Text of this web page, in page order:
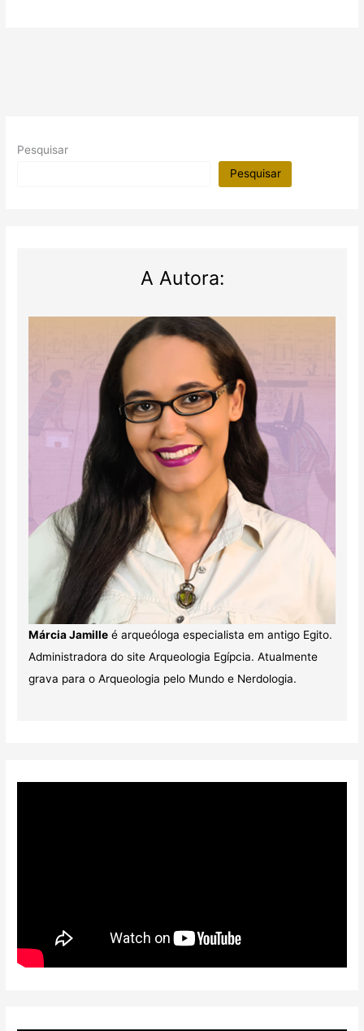
Pesquisar
Pesquisar
A Autora:
Márcia Jamilleé arqueóloga especialista em antigo Egito.
Administradora do site Arqueologia Egípcia. Atualmente
grava para o Arqueologia pelo Mundo e Nerdologia.